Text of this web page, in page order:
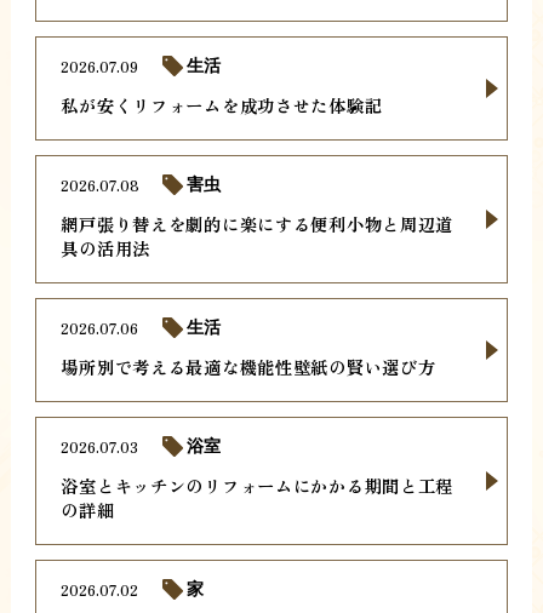
私が安くリフォームを成功させた体験記
2026.07.09 生活
網戸張り替えを劇的に楽にする便利小物と周辺道
具の活用法
2026.07.08 害虫
場所別で考える最適な機能性壁紙の賢い選び方
2026.07.06 生活
浴室とキッチンのリフォームにかかる期間と工程
の詳細
2026.07.03 浴室
2026.07.02 家